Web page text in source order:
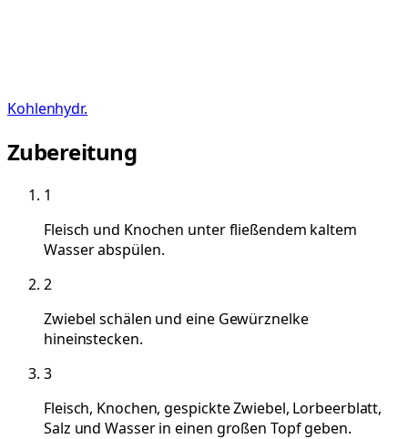
Kohlenhydr.
Zubereitung
1
Fleisch und Knochen unter fließendem kaltem
Wasser abspülen.
2
Zwiebel schälen und eine Gewürznelke
hineinstecken.
3
Fleisch, Knochen, gespickte Zwiebel, Lorbeerblatt,
Salz und Wasser in einen großen Topf geben.